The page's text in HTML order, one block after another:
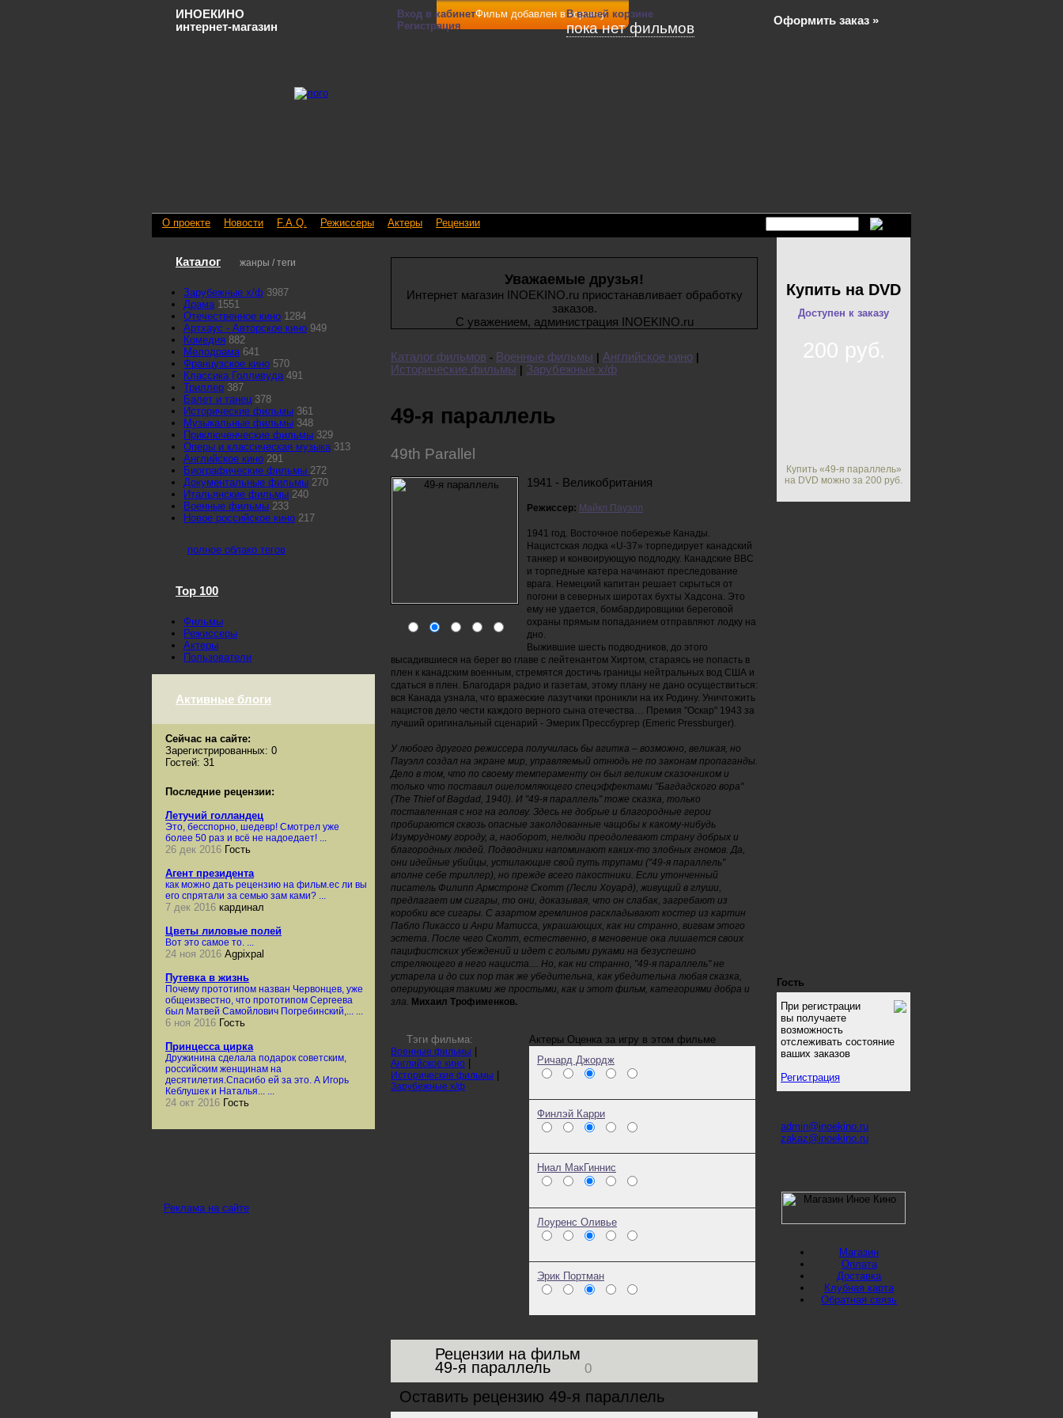
Уважаемые друзья!
Интернет магазин INOEKINO.ru приостанавливает обработку
заказов.
С уважением, администрация INOEKINO.ru
Каталог фильмов - Военные фильмы Английское кино
Исторические фильмы Зарубежные х/ф
49-я параллель
49th Parallel
1941 - Великобритания
Режиссер: Майкл Пауэлл
1941 год. Восточное побережье Канады.
Нацистская лодка «U-37» торпедирует канадский
танкер и конвоирующую подлодку. Канадские ВВС
и торпедные катера начинают преследование
врага. Немецкий капитан решает скрыться от
погони в северных широтах бухты Хадсона. Это
ему не удается, бомбардировщики береговой
охраны прямым попаданием отправляют лодку на
дно.
Выжившие шесть подводников, до этого
высадившиеся на берег во главе с лейтенантом Хиртом, стараясь не попасть в
плен к канадским военным, стремятся достичь границы нейтральных вод США и
сдаться в плен. Благодаря радио и газетам, этому плану не дано осуществиться:
вся Канада узнала, что вражеские лазутчики проникли на их Родину. Уничтожить
нацистов дело чести каждого верного сына отечества… Премия "Оскар" 1943 за
лучший оригинальный сценарий - Эмерик Прессбургер (Emeric Pressburger).
У любого другого режиссера получилась бы агитка – возможно, великая, но
Пауэлл создал на экране мир, управляемый отнюдь не по законам пропаганды.
Дело в том, что по своему темпераменту он был великим сказочником и
только что поставил ошеломляющего спецэффектами "Багдадского вора"
(The Thief of Bagdad, 1940). И "49-я параллель" тоже сказка, только
поставленная с ног на голову. Здесь не добрые и благородные герои
пробираются сквозь опасные заколдованные чащобы к какому-нибудь
Изумрудному городу, а, наоборот, нелюди преодолевают страну добрых и
благородных людей. Подводники напоминают каких-то злобных гномов. Да,
они идейные убийцы, устилающие свой путь трупами ("49-я параллель"
вполне себе триллер), но прежде всего пакостники. Если утонченный
писатель Филипп Армстронг Скотт (Лесли Хоуард), живущий в глуши,
предлагает им сигары, то они, доказывая, что он слабак, загребают из
коробки все сигары. С азартом гремлинов раскладывают костер из картин
Пабло Пикассо и Анри Матисса, украшающих, как ни странно, вигвам этого
эстета. После чего Скотт, естественно, в мгновение ока лишается своих
пацифистских убеждений и идет с голыми руками на безуспешно
стреляющего в него нациста.... Но, как ни странно, "49-я параллель" не
устарела и до сих пор так же убедительна, как убедительна любая сказка,
оперирующая такими же простыми, как и этот фильм, категориями добра и
зла. Михаил Трофименков.
Тэги фильма:
Военные фильмы |
Английское кино |
Исторические фильмы |
Зарубежные х/ф
Актеры Оценка за игру в этом фильме
Ричард Джордж
Финлэй Карри
Ниал МакГиннис
Лоуренс Оливье
Эрик Портман
Рецензии на фильм
49-я параллель 0
Оставить рецензию 49-я параллель
Каталог жанры / теги
Зарубежные х/ф 3987
Драма 1551
Отечественное кино 1284
Артхаус - Авторское кино 949
Комедия 882
Мелодрама 641
Французское кино 570
Классика Голливуда 491
Триллер 387
Балет и танец 378
Исторические фильмы 361
Музыкальные фильмы 348
Приключенческие фильмы 329
Оперы и классическая музыка 313
Английское кино 291
Биографические фильмы 272
Документальные фильмы 270
Итальянские фильмы 240
Военные фильмы 233
Новое российское кино 217
полное облако тегов
Top 100
Фильмы
Режиссеры
Актеры
Пользователи
Активные блоги
Сейчас на сайте:
Зарегистрированных: 0
Гостей: 31
Последние рецензии:
Летучий голландец
Это, бесспорно, шедевр! Смотрел уже
более 50 раз и всё не надоедает! ...
26 дек 2016 Гость
Агент президента
как можно дать рецензию на фильм.ес ли вы
его спрятали за семью зам ками? ...
7 дек 2016 кардинал
Цветы лиловые полей
Вот это самое то. ...
24 ноя 2016 Agpixpal
Путевка в жизнь
Почему прототипом назван Червонцев, уже
общеизвестно, что прототипом Сергеева
был Матвей Самойлович Погребинский,... ...
6 ноя 2016 Гость
Принцесса цирка
Дружинина сделала подарок советским,
российским женщинам на
десятилетия.Спасибо ей за это. А Игорь
Кеблушек и Наталья... ...
24 окт 2016 Гость
Реклама на сайте
Купить на DVD
Доступен к заказу
200 руб.
Купить «49-я параллель»
на DVD можно за 200 руб.
Гость
При регистрации
вы получаете
возможность
отслеживать состояние
ваших заказов
Регистрация
admin@inoekino.ru
zakaz@inoekino.ru
Магазин
Оплата
Доставка
Клубная карта
Обратная связь
О проекте Новости F.A.Q. Режиссеры Актеры Рецензии
Фильм добавлен в корзину
ИНОЕКИНО
интернет-магазин
Вход в кабинет
Регистрация
В вашей корзине
пока нет фильмов Оформить заказ »